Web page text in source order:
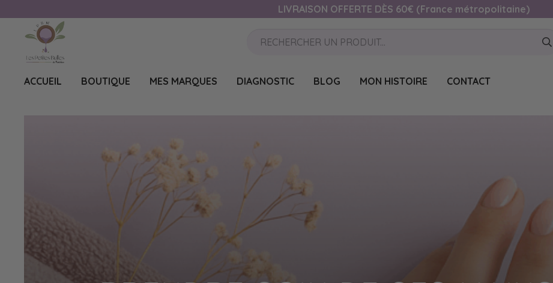
LIVRAISON OFFERTE DÈS 60€ (France métropolitaine)
ACCUEIL BOUTIQUE MES MARQUES DIAGNOSTIC BLOG MON HISTOIRE CONTACT